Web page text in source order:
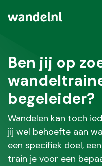
Ben jij op
begeleider?
Wandelen kan toch
jij wel behoefte aan
een specifiek doel,
train je voor een